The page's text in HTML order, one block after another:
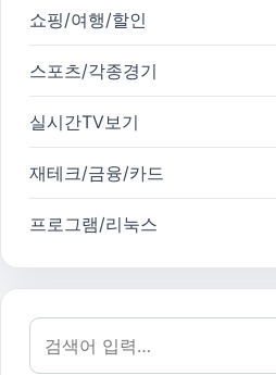
쇼핑/여행/할인
스포츠/각종경기
실시간TV보기
재테크/금융/카드
프로그램/리눅스
검색어: